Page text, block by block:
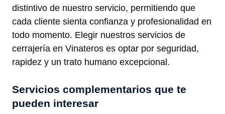
distintivo de nuestro servicio, permitiendo que
cada cliente sienta confianza y profesionalidad en
todo momento. Elegir nuestros servicios de
cerrajería en Vinateros es optar por seguridad,
rapidez y un trato humano excepcional.
Servicios complementarios que te
pueden interesar